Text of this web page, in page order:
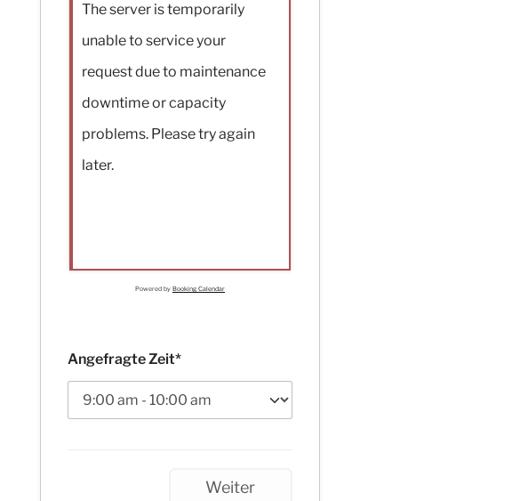
The server is temporarily
unable to service your
request due to maintenance
downtime or capacity
problems. Please try again
later.
Powered by Booking Calendar
Angefragte Zeit*
Weiter